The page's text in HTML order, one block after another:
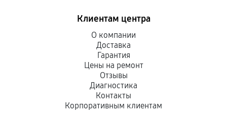
Клиентам центра
О компании
Доставка
Гарантия
Цены на ремонт
Отзывы
Диагностика
Контакты
Корпоративным клиентам